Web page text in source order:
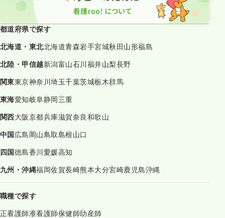
都道府県で探す
北海道・東北北海道青森岩手宮城秋田山形福島
北陸・甲信越新潟富山石川福井山梨長野
関東東京神奈川埼玉千葉茨城栃木群馬
東海愛知岐阜静岡三重
関西大阪京都兵庫滋賀奈良和歌山
中国広島岡山鳥取島根山口
四国徳島香川愛媛高知
九州・沖縄福岡佐賀長崎熊本大分宮崎鹿児島沖縄
職種で探す
正看護師准看護師保健師助産師